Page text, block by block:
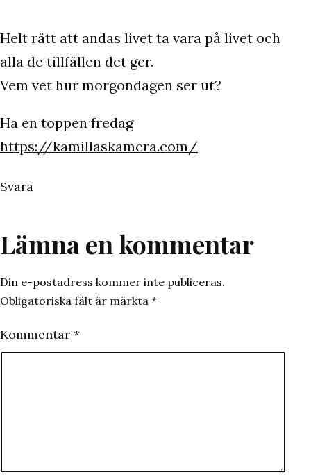
Helt rätt att andas livet ta vara på livet och
alla de tillfällen det ger.
Vem vet hur morgondagen ser ut?
Ha en toppen fredag
https://kamillaskamera.com/
Svara
Lämna en kommentar
Din e-postadress kommer inte publiceras.
Obligatoriska fält är märkta *
Kommentar *